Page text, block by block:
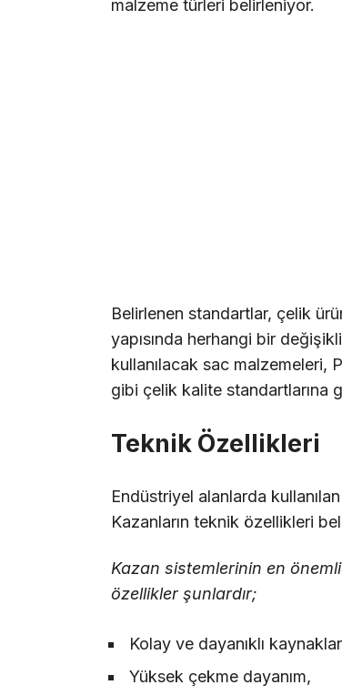
malzeme türleri belirleniyor.
Belirlenen standartlar, çelik
yapısında herhangi bir
kullanılacak sac
gibi çelik kalite standartlarına
Teknik Özellikleri
Endüstriyel alanlarda
Kazanların teknik özellikleri
Kazan sistemlerinin en
özellikler şunlardır;
Kolay ve dayanıklı
Yüksek çekme dayanım,